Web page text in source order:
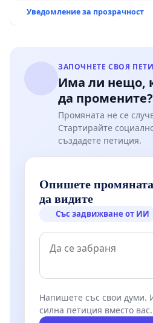
Уведомление за прозрачност
ЗАПОЧНЕТЕ СВОЯ
Има ли нещо,
да промените?
Промяната не се
Стартирайте
създадете петиция.
Опишете
да видите
Със задвижване от ИИ
Напишете със свои думи.
силна петиция вместо вас.